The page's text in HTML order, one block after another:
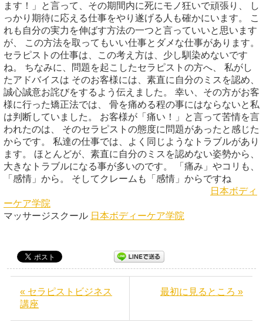
ます！」と言って、その期間内に死にモノ狂いで頑張り、 し
っかり期待に応える仕事をやり遂げる人も確かにいます。 こ
れも自分の実力を伸ばす方法の一つと言っていいと思います
が、 この方法を取ってもいい仕事とダメな仕事があります。
セラピストの仕事は、この考え方は、少し馴染めないです
ね。 ちなみに、問題を起こしたセラピストの方へ、 私がし
たアドバイスは そのお客様には、素直に自分のミスを認め、
誠心誠意お詫びをするよう伝えました。 幸い、その方がお客
様に行った矯正法では、 骨を痛める程の事にはならないと私
は判断していました。 お客様が「痛い！」と言って苦情を言
われたのは、 そのセラピストの態度に問題があったと感じた
からです。 私達の仕事では、よく同じようなトラブルがあり
ます。 ほとんどが、素直に自分のミスを認めない姿勢から、
大きなトラブルになる事が多いのです。 「痛み」やコリも、
「感情」から。 そしてクレームも「感情」からですね
日本ボディ
ーケア学院
マッサージスクール 日本ボディーケア学院
« セラピストビジネス
講座
最初に見るところ »